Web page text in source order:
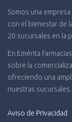
Somos una
con el bienestar de
20 sucursales en la
En Emérita
sobre la
ofreciendo una
nuestras sucursales.
Aviso de Privacidad